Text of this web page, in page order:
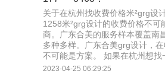
关于在杭州找收费价格米²grg设
1258米²grg设计的收费价格不
商。广东合美的服务样本覆盖南
多种多样。广东合美grg设计，
不可能是方案。 如果在杭州想找
2023-04-25 06:29:25